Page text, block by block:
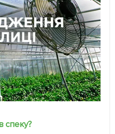
спеку?